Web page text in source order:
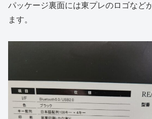
パッケージ裏面には東プレのロゴなど
ます。